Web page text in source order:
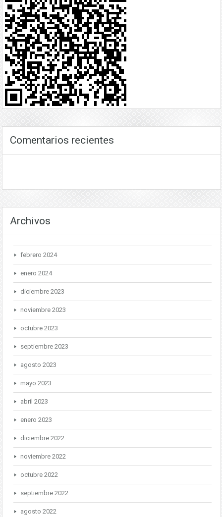
Comentarios recientes
Archivos
febrero 2024
enero 2024
diciembre 2023
noviembre 2023
octubre 2023
septiembre 2023
agosto 2023
mayo 2023
abril 2023
enero 2023
diciembre 2022
noviembre 2022
octubre 2022
septiembre 2022
agosto 2022